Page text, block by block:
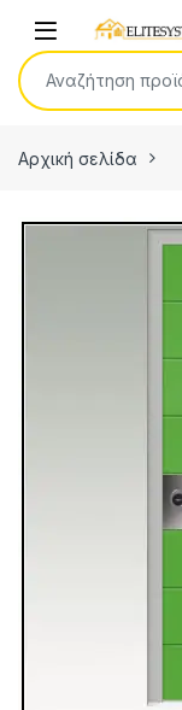
Open
Αναζήτηση για:
Αρχική σελίδα